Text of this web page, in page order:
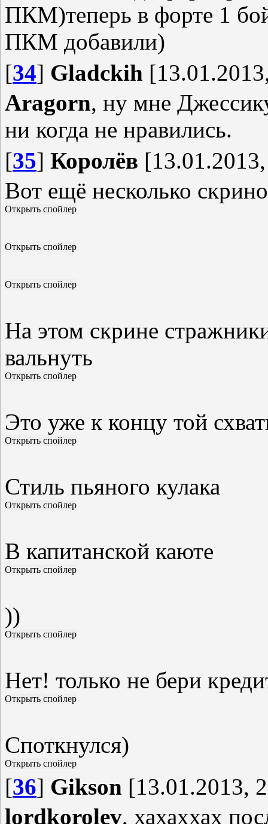
ПКМ)теперь в форте 1
ПКМ добавили)
[34] Gladckih
Aragorn, ну мне
ни когда не нравились.
[35] Королёв
Вот ещё несколько
На этом скрине
вальнуть
Это уже к концу той
Стиль пьяного кулака
В капитанской каюте
))
Нет! только не бери
Споткнулся)
[36] Gikson [13.01.2013,
lordkorolev, хахаххах